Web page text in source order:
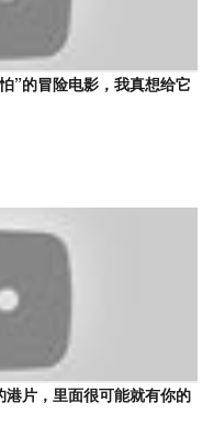
”的冒险电影，我真想给它
港片，里面很可能就有你的